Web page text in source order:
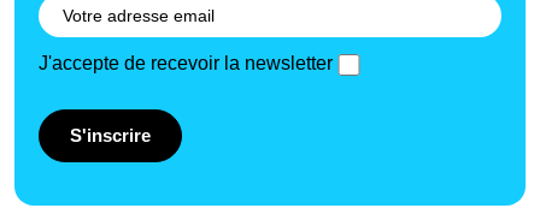
J'accepte de recevoir la newsletter
S'inscrire